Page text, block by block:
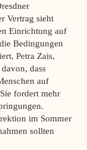
Vertrag sieht
Einrichtung auf
Bedingungen
Petra Zais,
dass
auf
fordert mehr
im Sommer
sollten